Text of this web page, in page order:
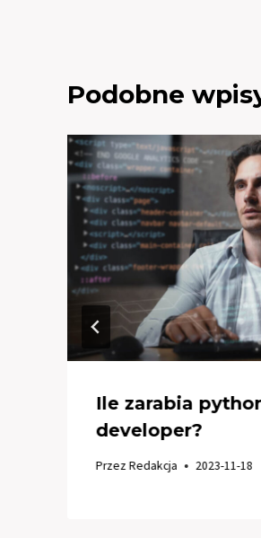
Podobne
Ile zarabia
developer?
Przez Redakcja 2023-11-18